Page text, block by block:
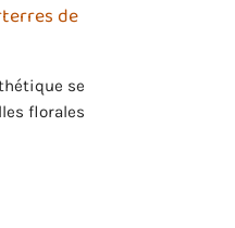
de
se
florales